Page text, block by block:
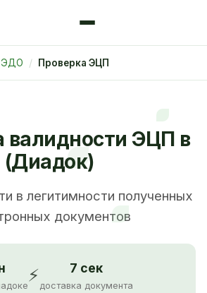
ЭДО Проверка ЭЦП
валидности ЭЦП в
(Диадок)
в легитимности полученных
документов
⚡ 7 сек
доставка документа